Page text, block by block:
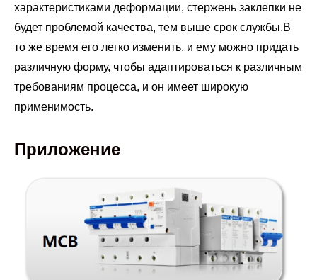
характеристиками деформации, стержень заклепки не
будет проблемой качества, тем выше срок службы.В
то же время его легко изменить, и ему можно придать
различную форму, чтобы адаптироваться к различным
требованиям процесса, и он имеет широкую
применимость.
Приложение